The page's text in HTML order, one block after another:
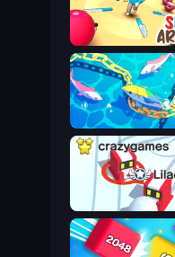
Slice Arena
Deep Sea Duel
Snowball.io